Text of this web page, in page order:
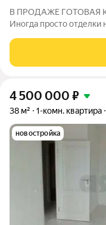
В ПРОДАЖЕ ГОТОВАЯ
Иногда просто отделки
перевозить мебель и
Практически любую
4 500 000 ₽
38 м² 1-комн. квартира
новостройка